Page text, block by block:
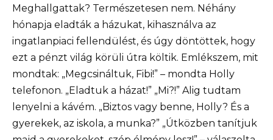
Meghallgattak? Természetesen nem. Néhány
hónapja eladták a házukat, kihasználva az
ingatlanpiaci fellendülést, és úgy döntöttek, hogy
ezt a pénzt világ körüli útra költik. Emlékszem, mit
mondtak: „Megcsináltuk, Fibi!” – mondta Holly
telefonon. „Eladtuk a házat!” „Mi?!” Alig tudtam
lenyelni a kávém. „Biztos vagy benne, Holly? És a
gyerekek, az iskola, a munka?” „Útközben tanítjuk